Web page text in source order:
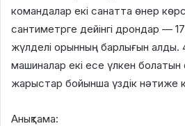
командалар екі санатта өнер
сантиметрге дейінгі дрондар —
жүлделі орынның барлығын алды.
машиналар екі есе үлкен болатын
жарыстар бойынша үздік нәтиже
Анықтама: